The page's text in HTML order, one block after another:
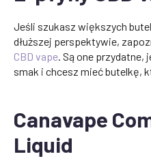
Jeśli szukasz większych
dłuższej perspektywie,
CBD vape. Są one przydatne,
smak i chcesz mieć butelkę,
Canavape
Liquid